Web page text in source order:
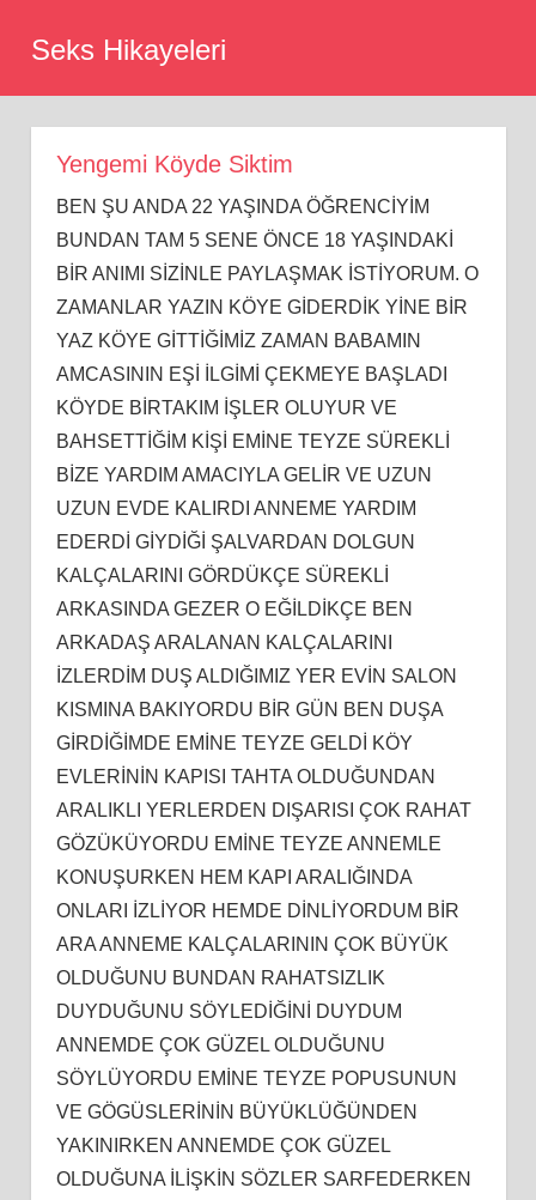
Seks Hikayeleri
Yengemi Köyde Siktim
BEN ŞU ANDA 22 YAŞINDA ÖĞRENCİYİM
BUNDAN TAM 5 SENE ÖNCE 18 YAŞINDAKİ
BİR ANIMI SİZİNLE PAYLAŞMAK İSTİYORUM. O
ZAMANLAR YAZIN KÖYE GİDERDİK YİNE BİR
YAZ KÖYE GİTTİĞİMİZ ZAMAN BABAMIN
AMCASININ EŞİ İLGİMİ ÇEKMEYE BAŞLADI
KÖYDE BİRTAKIM İŞLER OLUYUR VE
BAHSETTİĞİM KİŞİ EMİNE TEYZE SÜREKLİ
BİZE YARDIM AMACIYLA GELİR VE UZUN
UZUN EVDE KALIRDI ANNEME YARDIM
EDERDİ GİYDİĞİ ŞALVARDAN DOLGUN
KALÇALARINI GÖRDÜKÇE SÜREKLİ
ARKASINDA GEZER O EĞİLDİKÇE BEN
ARKADAŞ ARALANAN KALÇALARINI
İZLERDİM DUŞ ALDIĞIMIZ YER EVİN SALON
KISMINA BAKIYORDU BİR GÜN BEN DUŞA
GİRDİĞİMDE EMİNE TEYZE GELDİ KÖY
EVLERİNİN KAPISI TAHTA OLDUĞUNDAN
ARALIKLI YERLERDEN DIŞARISI ÇOK RAHAT
GÖZÜKÜYORDU EMİNE TEYZE ANNEMLE
KONUŞURKEN HEM KAPI ARALIĞINDA
ONLARI İZLİYOR HEMDE DİNLİYORDUM BİR
ARA ANNEME KALÇALARININ ÇOK BÜYÜK
OLDUĞUNU BUNDAN RAHATSIZLIK
DUYDUĞUNU SÖYLEDİĞİNİ DUYDUM
ANNEMDE ÇOK GÜZEL OLDUĞUNU
SÖYLÜYORDU EMİNE TEYZE POPUSUNUN
VE GÖGÜSLERİNİN BÜYÜKLÜĞÜNDEN
YAKINIRKEN ANNEMDE ÇOK GÜZEL
OLDUĞUNA İLİŞKİN SÖZLER SARFEDERKEN